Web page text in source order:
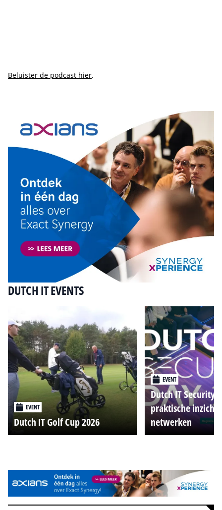
Beluister de podcast hier.
DUTCH IT EVENTS
EVENT
Dutch IT Golf Cup 2026
EVENT
Dutch IT Security
praktische
netwerken